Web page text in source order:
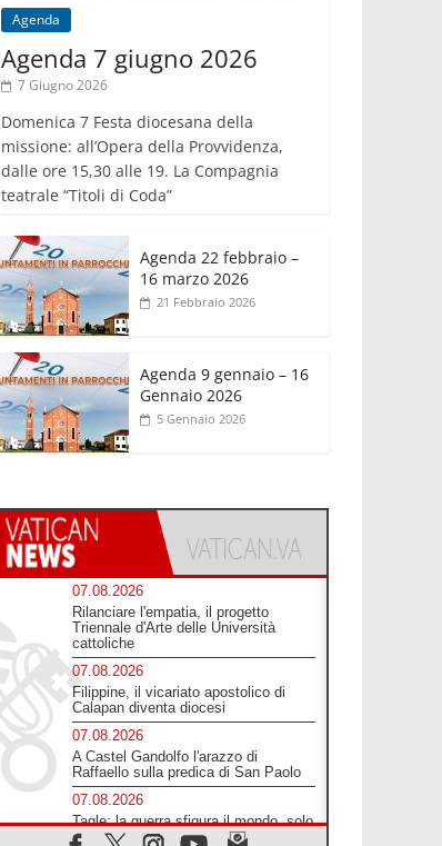
Agenda
Agenda 7 giugno 2026
7 Giugno 2026
Domenica 7 Festa diocesana della
missione: all’Opera della Provvidenza,
dalle ore 15,30 alle 19. La Compagnia
teatrale “Titoli di Coda”
Agenda 22 febbraio –
16 marzo 2026
21 Febbraio 2026
Agenda 9 gennaio – 16
Gennaio 2026
5 Gennaio 2026
07.08.2026
Rilanciare l'empatia, il progetto
Triennale d'Arte delle Università
cattoliche
07.08.2026
Filippine, il vicariato apostolico di
Calapan diventa diocesi
07.08.2026
A Castel Gandolfo l'arazzo di
Raffaello sulla predica di San Paolo
07.08.2026
Tagle: la guerra sfigura il mondo, solo
la rivelazione di Dio lo trasfigura